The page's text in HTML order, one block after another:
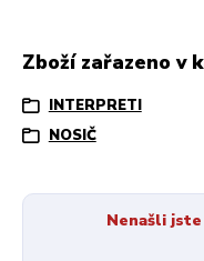
Zboží zařazeno v
INTERPRETI
NOSIČ
Nenašli